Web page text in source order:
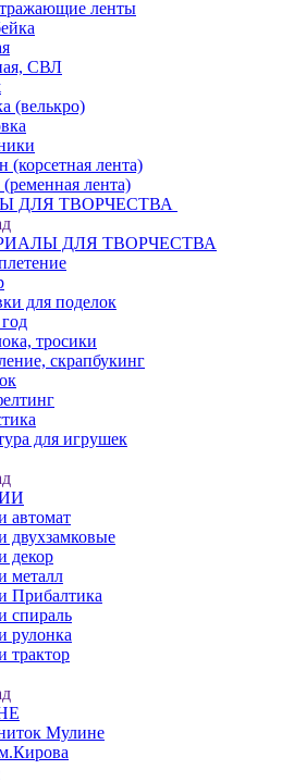
ленты
СВЛ
(велькро)
(корсетная лента)
лента)
ДЛЯ ТВОРЧЕСТВА
ДЛЯ ТВОРЧЕСТВА
для поделок
тросики
скрапбукинг
для игрушек
автомат
двухзамковые
декор
металл
Прибалтика
спираль
рулонка
трактор
Мулине